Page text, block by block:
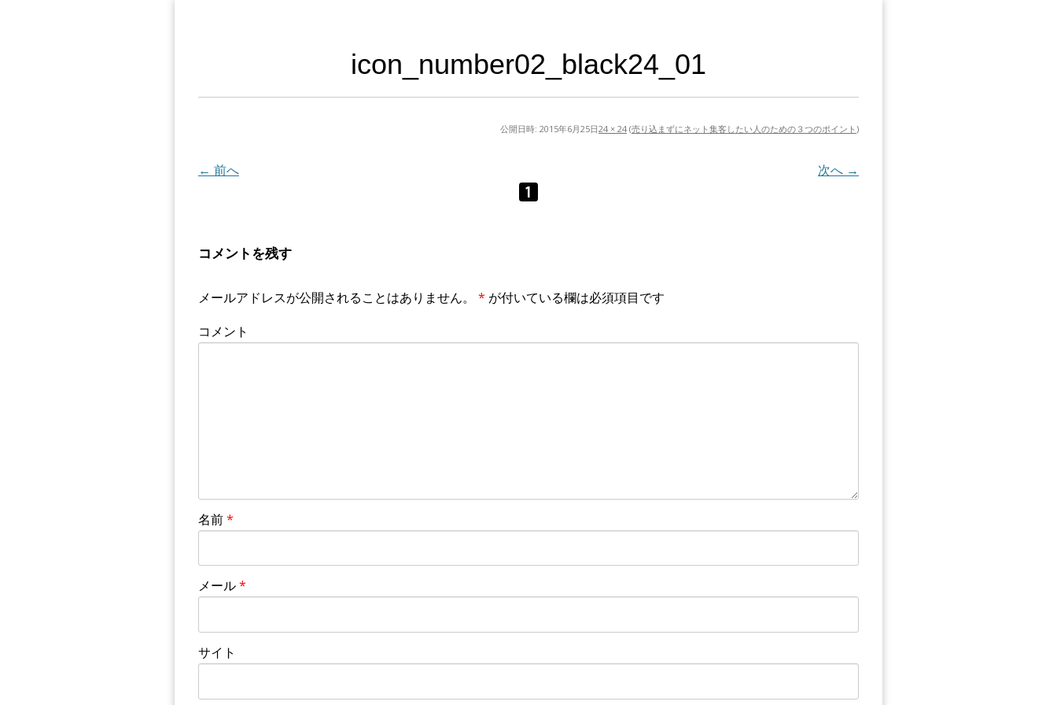
icon_number02_black24_01
公開日時: 2015年6月25日24 × 24 (売り込まずにネット集客したい人のための３つのポイント )
← 前へ 次へ →
コメントを残す
メールアドレスが公開されることはありません。 * が付いている欄は必須項目です
コメント
名前*
メール*
サイト